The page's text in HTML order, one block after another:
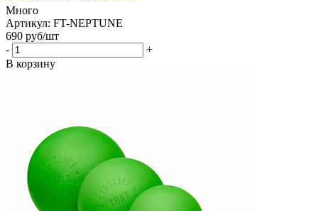
Много
Артикул: FT-NEPTUNE
690 руб/шт
-
+
В корзину